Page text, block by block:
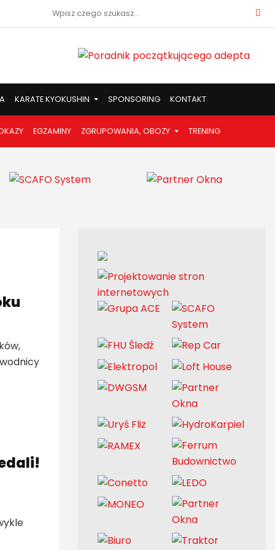
Szukaj:
KARATE KYOKUSHIN SPONSORING KONTAKT
EGZAMINY ZGRUPOWANIA, OBOZY TRENING